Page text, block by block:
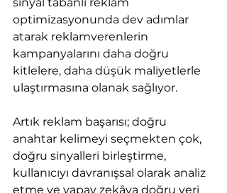
optimizasyonunda dev adımlar
atarak reklamverenlerin
kampanyalarını daha doğru
kitlelere, daha düşük maliyetlerle
ulaştırmasına olanak sağlıyor.
Artık reklam başarısı; doğru
anahtar kelimeyi seçmekten çok,
doğru sinyalleri birleştirme,
kullanıcıyı davranışsal olarak analiz
etme ve yapay zekâya doğru veri